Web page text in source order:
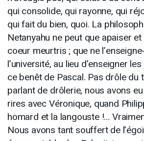
qui consolide, qui rayonne, qui
qui fait du bien, quoi. La
Netanyahu ne peut que apaiser
coeur meurtris ; que ne
l’université, au lieu d’enseigner
ce benêt de Pascal. Pas drôle du
parlant de drôlerie, nous avons
rires avec Véronique, quand
homard et la langouste !…
Nous avons tant souffert de